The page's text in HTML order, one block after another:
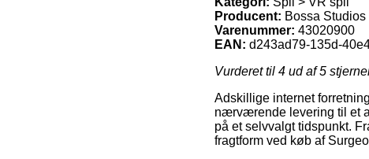
Producent: Bossa Studios
Varenummer: 43020900
EAN: d243ad79-135d-
Vurderet til 4 ud af 5
Adskillige internet
nærværende levering til et
på et selvvalgt tidspunkt.
fragtform ved køb af